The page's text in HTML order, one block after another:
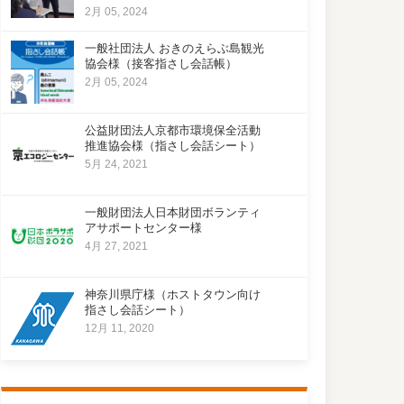
2月 05, 2024
一般社団法人 おきのえらぶ島観光
協会様（接客指さし会話帳）
2月 05, 2024
公益財団法人京都市環境保全活動
推進協会様（指さし会話シート）
5月 24, 2021
一般財団法人日本財団ボランティ
アサポートセンター様
4月 27, 2021
神奈川県庁様（ホストタウン向け
指さし会話シート）
12月 11, 2020